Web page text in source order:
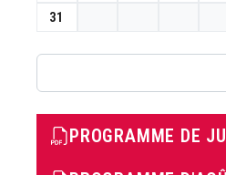
31
PROGRAMME DE